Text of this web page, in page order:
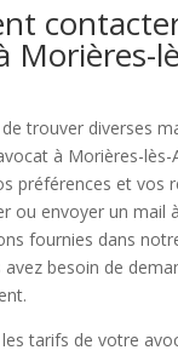
Morières-
trouver diverses
à Morières-lès-
préférences et vos
ou envoyer un mail
fournies dans
besoin de
les tarifs de votre